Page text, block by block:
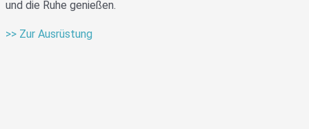
und die Ruhe genießen.
>> Zur Ausrüstung